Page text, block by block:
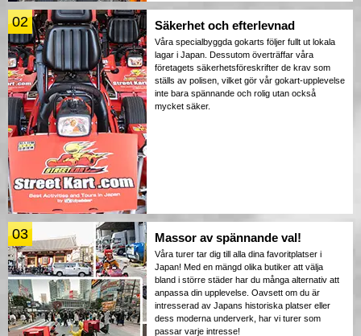
02 Säkerhet och efterlevnad
Våra specialbyggda gokarts följer fullt ut lokala
lagar i Japan. Dessutom överträffar våra
företagets säkerhetsföreskrifter de krav som
ställs av polisen, vilket gör vår gokart-upplevelse
inte bara spännande och rolig utan också
mycket säker.
03 Massor av spännande val!
Våra turer tar dig till alla dina favoritplatser i
Japan! Med en mängd olika butiker att välja
bland i större städer har du många alternativ att
anpassa din upplevelse. Oavsett om du är
intresserad av Japans historiska platser eller
dess moderna underverk, har vi turer som
passar varje intresse!